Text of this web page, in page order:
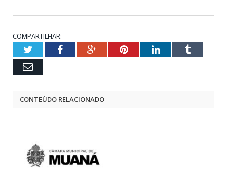
COMPARTILHAR:
TwitterFacebookGoogle+PinterestLinkedInTumblr
Email
CONTEÚDO RELACIONADO